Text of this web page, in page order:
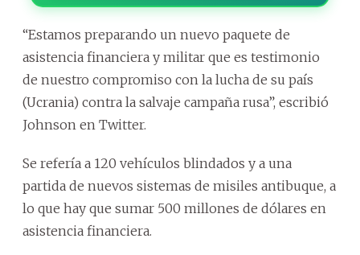
“Estamos preparando un nuevo paquete de
asistencia financiera y militar que es testimonio
de nuestro compromiso con la lucha de su país
(Ucrania) contra la salvaje campaña rusa”, escribió
Johnson en Twitter.
Se refería a 120 vehículos blindados y a una
partida de nuevos sistemas de misiles antibuque, a
lo que hay que sumar 500 millones de dólares en
asistencia financiera.